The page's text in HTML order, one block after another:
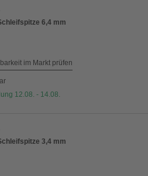
6,4 mm
im Markt prüfen
12.08. - 14.08.
3,4 mm